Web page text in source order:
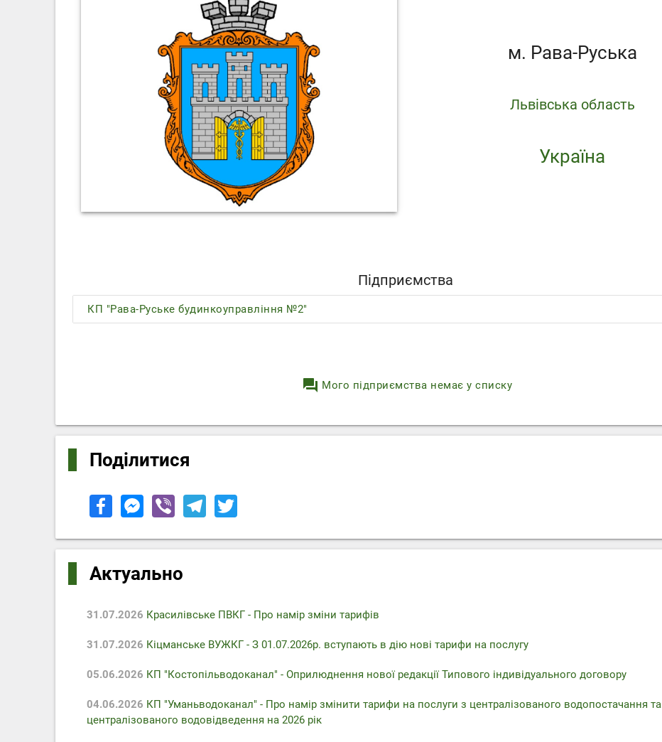
м. Рава-Руська
Львівська область
Україна
Підприємства
КП "Рава-Руське будинкоуправління №2"
question_answer Мого підприємства немає у списку
Поділитися
Актуально
31.07.2026 Красилівське ПВКГ - Про намір зміни тарифів
31.07.2026 Кіцманське ВУЖКГ - З 01.07.2026р. вступають в дію нові тарифи на послугу
05.06.2026 КП "Костопільводоканал" - Оприлюднення нової редакції Типового індивідуального договору
04.06.2026 КП "Уманьводоканал" - Про намір змінити тарифи на послуги з централізованого водопостачання та
централізованого водовідведення на 2026 рік